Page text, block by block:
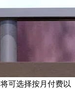
可选择按月付费以